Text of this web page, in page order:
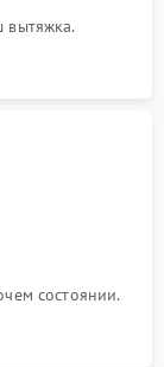
вытяжка.
состоянии.